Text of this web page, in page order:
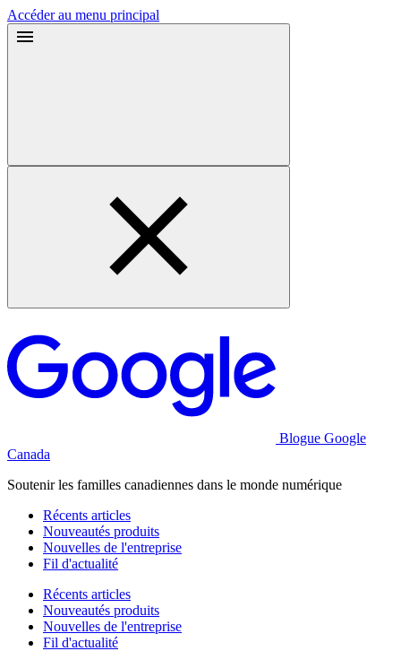
Accéder au menu principal
Blogue Google
Canada
Soutenir les familles canadiennes dans le monde numérique
Récents articles
Nouveautés produits
Nouvelles de l'entreprise
Fil d'actualité
Récents articles
Nouveautés produits
Nouvelles de l'entreprise
Fil d'actualité